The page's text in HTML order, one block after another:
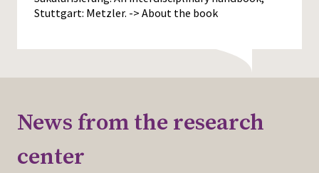
Stuttgart: Metzler. -> About the book
News from the research
center